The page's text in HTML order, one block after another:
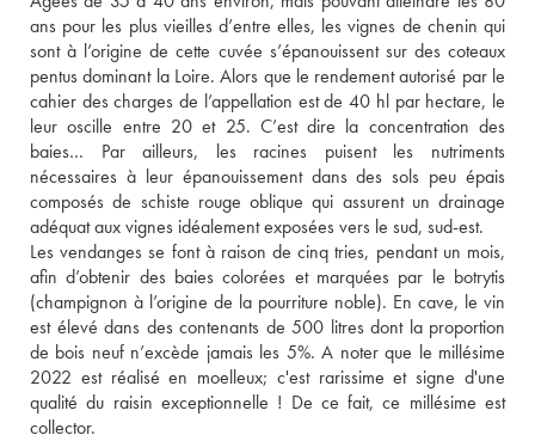
ans pour les plus vieilles d’entre elles, les vignes de chenin qui
sont à l’origine de cette cuvée s’épanouissent sur des coteaux
pentus dominant la Loire. Alors que le rendement autorisé par le
cahier des charges de l’appellation est de 40 hl par hectare, le
leur oscille entre 20 et 25. C’est dire la concentration des
baies… Par ailleurs, les racines puisent les nutriments
nécessaires à leur épanouissement dans des sols peu épais
composés de schiste rouge oblique qui assurent un drainage
adéquat aux vignes idéalement exposées vers le sud, sud-est.
Les vendanges se font à raison de cinq tries, pendant un mois,
afin d’obtenir des baies colorées et marquées par le botrytis
(champignon à l’origine de la pourriture noble). En cave, le vin
est élevé dans des contenants de 500 litres dont la proportion
de bois neuf n’excède jamais les 5%. A noter que le millésime
2022 est réalisé en moelleux; c'est rarissime et signe d'une
qualité du raisin exceptionnelle ! De ce fait, ce millésime est
collector.